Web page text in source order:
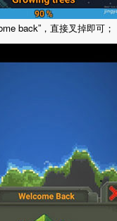
back”，直接叉掉即可；